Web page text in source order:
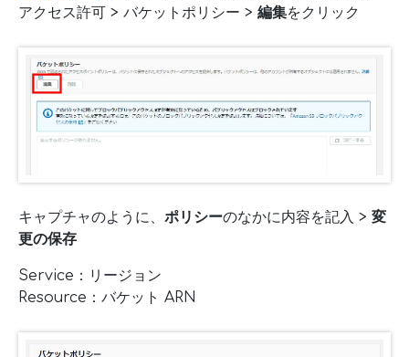
アクセス許可 > バケットポリシー > 編集をクリック
キャプチャのように、 ポリシーのなかに内容を記入 > 変
更の保存
Service：リージョン
Resource：バケット ARN